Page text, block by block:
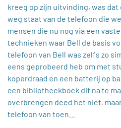
kreeg op zijn uitvinding, was
weg staat van de telefoon die
mensen die nu nog via een
technieken waar Bell de basis
telefoon van Bell was zelfs zo
eens geprobeerd heb om met
koperdraad en een batterij op
een bibliotheekboek dit na te
overbrengen deed het niet,
telefoon van toen…